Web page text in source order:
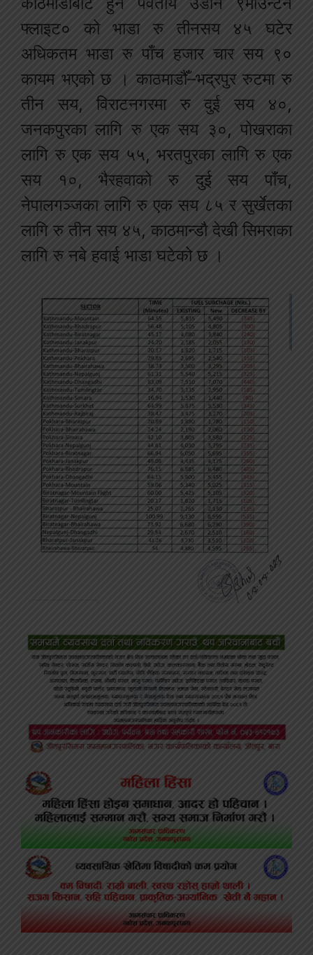
फ्लाइट० को भाडा रु तीनसय ४५ घटेर
अधिकतम भाडा रु पाँच हजार चार सय ९०
कायम भएको छ । काठमाडौँ–भद्रपुर रुटमा रु
तीन सय, विराटनगरमा रु दुई सय ४०,
जनकपुरका लागि रु एक सय ३०, पोखराका
लागि रु एक सय ५५, भरतपुरका लागि रु एक
सय १०, भैरहवाको रु दुई सय पाँच,
नेपालगञ्जका लागि रु एक सय ८५ र सुर्खेतका
लागि रु तीन सय ४५, काठमान्डौ देखी सिमराका
लागि रु नबे हवाई भाडा घटेको छ ।